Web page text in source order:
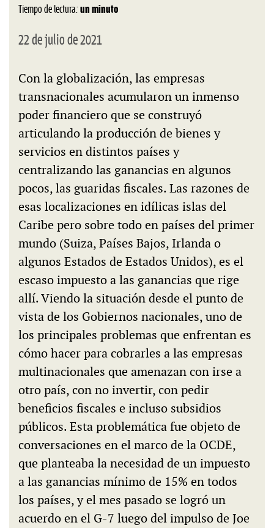
Tiempo de lectura: un minuto
22 de julio de 2021
Con la globalización, las empresas
transnacionales acumularon un inmenso
poder financiero que se construyó
articulando la producción de bienes y
servicios en distintos países y
centralizando las ganancias en algunos
pocos, las guaridas fiscales. Las razones de
esas localizaciones en idílicas islas del
Caribe pero sobre todo en países del primer
mundo (Suiza, Países Bajos, Irlanda o
algunos Estados de Estados Unidos), es el
escaso impuesto a las ganancias que rige
allí. Viendo la situación desde el punto de
vista de los Gobiernos nacionales, uno de
los principales problemas que enfrentan es
cómo hacer para cobrarles a las empresas
multinacionales que amenazan con irse a
otro país, con no invertir, con pedir
beneficios fiscales e incluso subsidios
públicos. Esta problemática fue objeto de
conversaciones en el marco de la OCDE,
que planteaba la necesidad de un impuesto
a las ganancias mínimo de 15% en todos
los países, y el mes pasado se logró un
acuerdo en el G-7 luego del impulso de Joe